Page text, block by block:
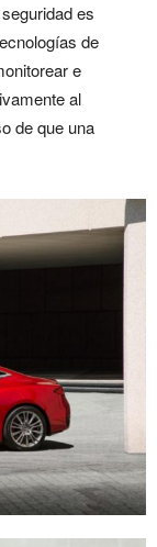
es
de
e
al
de que una